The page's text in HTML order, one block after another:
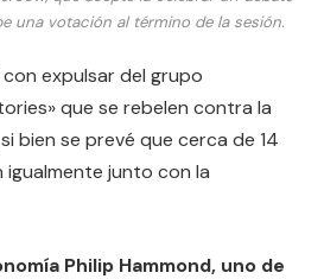
una votación al término de la sesión.
expulsar del grupo
que se rebelen contra la
bien se prevé que cerca de 14
junto con la
Philip Hammond, uno de